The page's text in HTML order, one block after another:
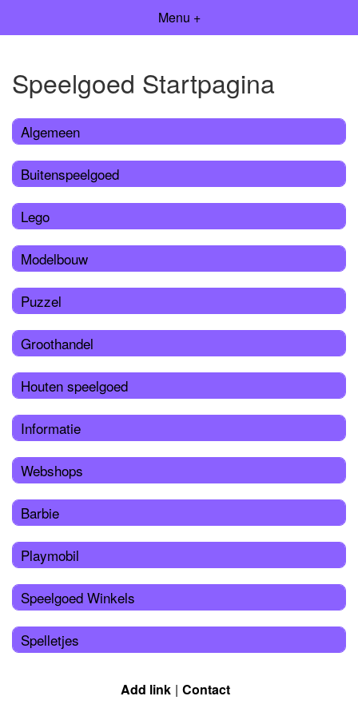
Menu +
Speelgoed Startpagina
Algemeen
Buitenspeelgoed
Lego
Modelbouw
Puzzel
Groothandel
Houten speelgoed
Informatie
Webshops
Barbie
Playmobil
Speelgoed Winkels
Spelletjes
Add link Contact